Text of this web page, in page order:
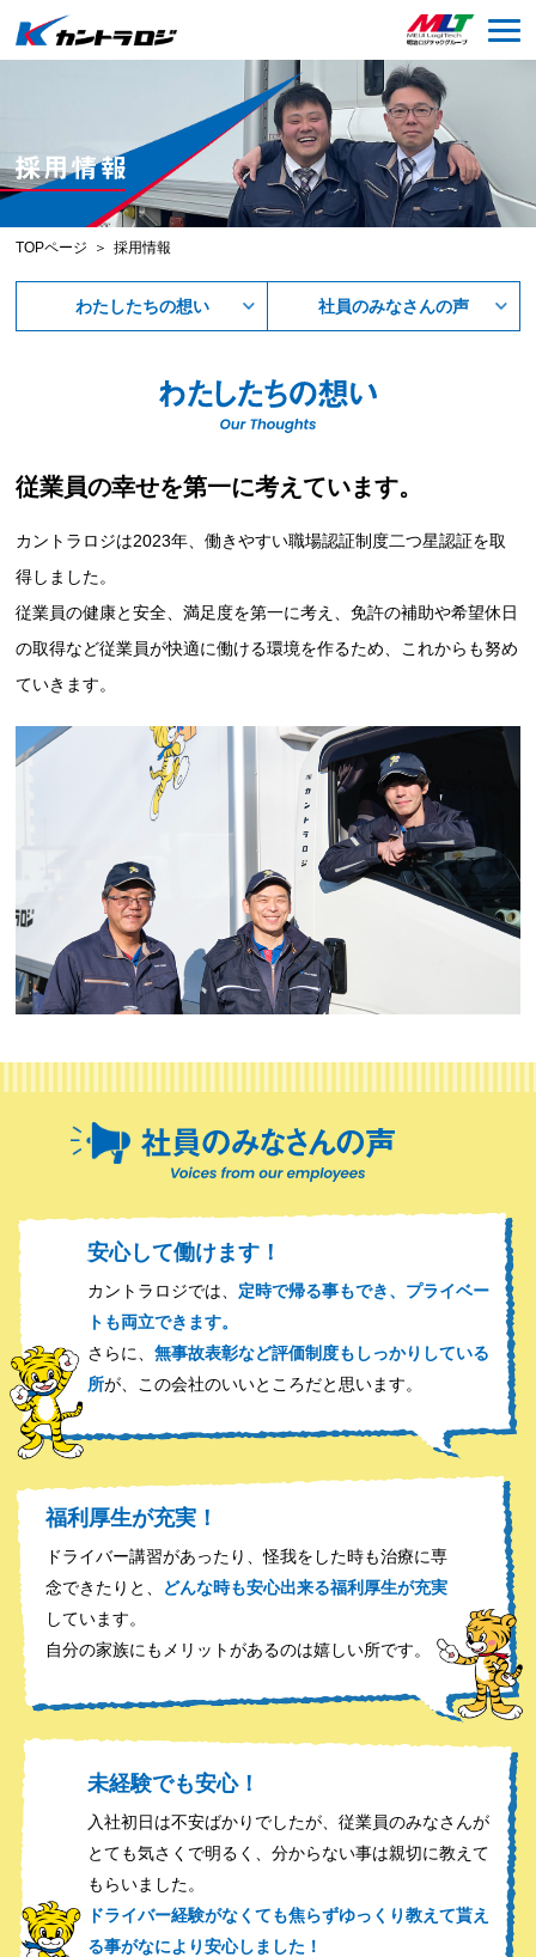
TOPページ 採用情報
わたしたちの想い 社員のみなさんの声
従業員の幸せを第一に考えています。
カントラロジは2023年、働きやすい職場認証制度二つ星認証を取
得しました。
従業員の健康と安全、満足度を第一に考え、免許の補助や希望休日
の取得など従業員が快適に働ける環境を作るため、これからも努め
ていきます。
安心して働けます！
カントラロジでは、 定時で帰る事もでき、プライベー
トも両立できます。
さらに、無事故表彰など評価制度もしっかりしている
所が、この会社のいいところだと思います。
福利厚生が充実！
ドライバー講習があったり、怪我をした時も治療に専
念できたりと、 どんな時も安心出来る福利厚生が充実
しています。
自分の家族にもメリットがあるのは嬉しい所です。
未経験でも安心！
入社初日は不安ばかりでしたが、従業員のみなさんが
とても気さくで明るく、分からない事は親切に教えて
もらいました。
ドライバー経験がなくても焦らずゆっくり教えて貰え
る事がなにより安心しました！